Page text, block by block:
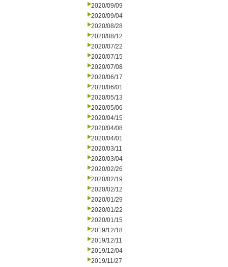
2020/09/09
2020/09/04
2020/08/28
2020/08/12
2020/07/22
2020/07/15
2020/07/08
2020/06/17
2020/06/01
2020/05/13
2020/05/06
2020/04/15
2020/04/08
2020/04/01
2020/03/11
2020/03/04
2020/02/26
2020/02/19
2020/02/12
2020/01/29
2020/01/22
2020/01/15
2019/12/18
2019/12/11
2019/12/04
2019/11/27